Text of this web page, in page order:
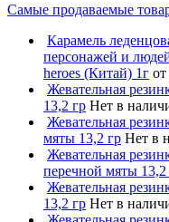
Самые продаваемые
Карамель
персонажей и
heroes (Китай) 1г
Жевательная
13,2 гр Нет в
Жевательная
мяты 13,2 гр Нет в
Жевательная
перечной мяты 13,2
Жевательная
13,2 гр Нет в